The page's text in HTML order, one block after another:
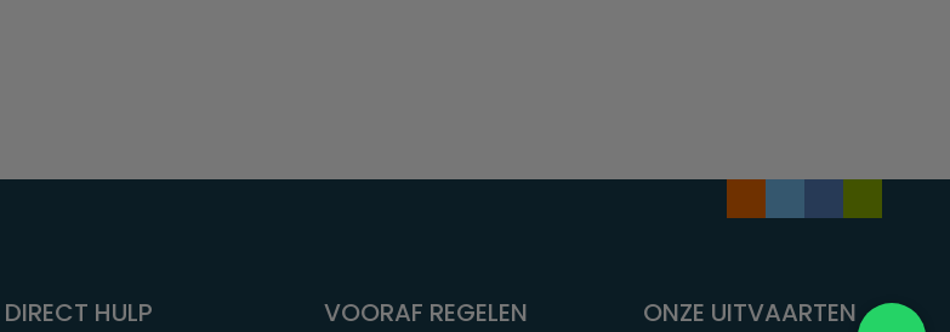
DIRECT HULP VOORAF REGELEN ONZE UITVAARTEN